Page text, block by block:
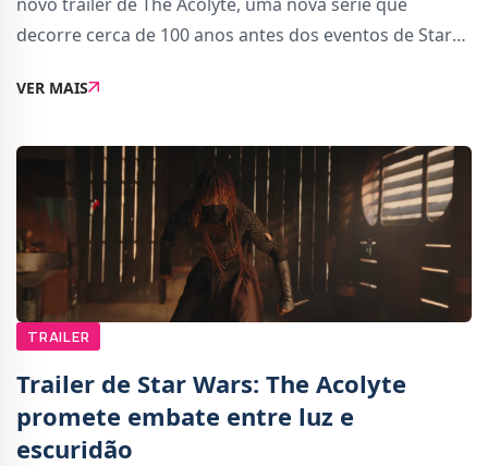
decorre cerca de 100 anos antes dos eventos de Star
evidente que há uma ameaça a crescer e que os J
VER MAIS
TRAILER
Trailer de Star Wars: The Acolyte
promete embate entre luz e
escuridão